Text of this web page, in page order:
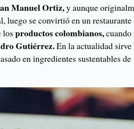
Manuel Ortiz,y aunque
luego se convirtió en un restaurante
losproductos colombianos,
Gutiérrez.En la actualidad sirve
en ingredientes sustentables de